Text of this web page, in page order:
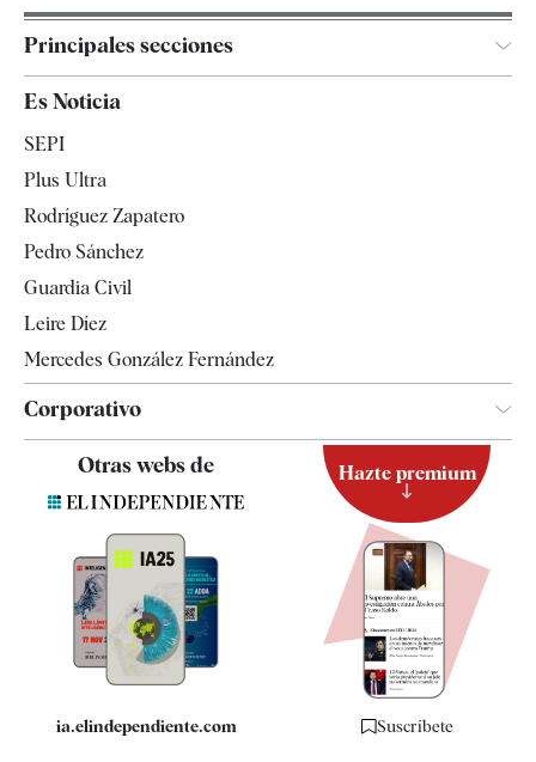
Principales secciones
España
Televisión
Es Noticia
SEPI
Plus Ultra
Rodríguez Zapatero
Pedro Sánchez
Guardia Civil
Leire Díez
Mercedes González Fernández
Corporativo
Contacto
Quiénes somos
Especificaciones
Otras webs de
ia.elindependiente.com
Hazte premium
Suscríbete